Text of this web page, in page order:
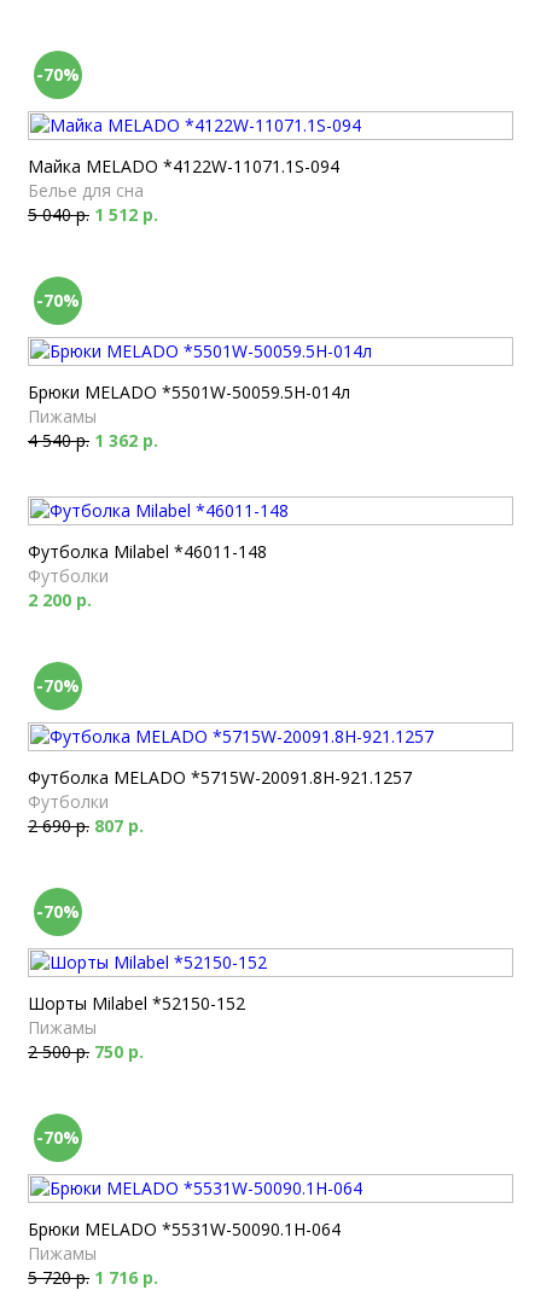
-70%
Майка MELADO *4122W-11071.1S-094
Белье для сна
5 040 р. 1 512 р.
-70%
Брюки MELADO *5501W-50059.5H-014л
Пижамы
4 540 р. 1 362 р.
Футболка Milabel *46011-148
Футболки
2 200 р.
-70%
Футболка MELADO *5715W-20091.8H-921.1257
Футболки
2 690 р. 807 р.
-70%
Шорты Milabel *52150-152
Пижамы
2 500 р. 750 р.
-70%
Брюки MELADO *5531W-50090.1H-064
Пижамы
5 720 р. 1 716 р.